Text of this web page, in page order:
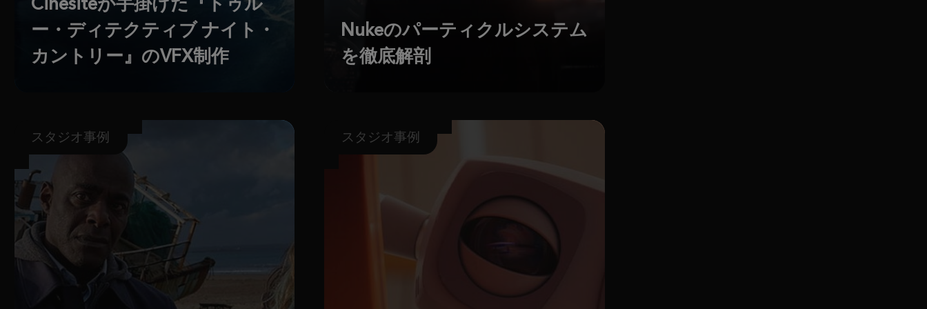
ー・ディテクティブ ナイト・
カントリー』のVFX制作
Nukeのパーティクルシステム
を徹底解剖
スタジオ事例 スタジオ事例